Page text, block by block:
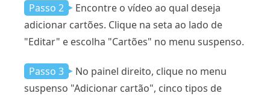
Passo 2
Encontre o vídeo ao qual deseja
adicionar cartões. Clique na seta ao lado de
"Editar" e escolha "Cartões" no menu suspenso.
Passo 3
No painel direito, clique no menu
suspenso "Adicionar cartão", cinco tipos de